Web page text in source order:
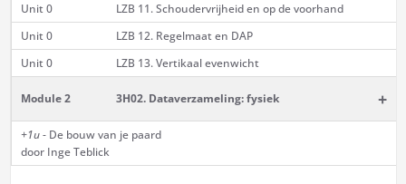
Unit 0
LZB 11. Schoudervrijheid en op de voorhand
Unit 0
LZB 12. Regelmaat en DAP
Unit 0
LZB 13. Vertikaal evenwicht
Module 2 3H02. Dataverzameling: fysiek +
+1u- De bouw van je paard
door Inge Teblick